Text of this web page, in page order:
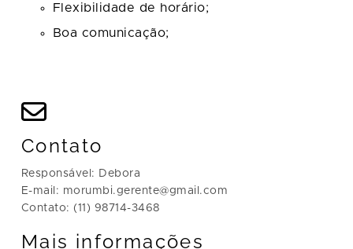
Contato
Responsável: Debora
E-mail: morumbi.gerente@gmail.com
Contato: (11) 98714-3468
Mais informações
Flexibilidade de horário;
Boa comunicação;